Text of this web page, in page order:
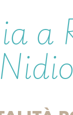
a